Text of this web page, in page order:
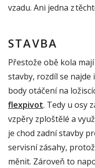
vzadu. Ani jedna z
STAVBA
Přestože obě kola
stavby, rozdíl se najde
body otáčení na
flexpivot. Tedy u osy
vzpěry zploštělé a
je chod zadní stavby
servisní zásahy,
měnit. Zároveň to